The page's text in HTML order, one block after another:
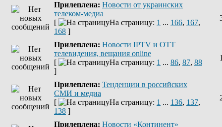
Прилеплена: Новости от украинских
телеком-медиа
[
На страницу: 1 ... 166, 167,
168 ]
Прилеплена: Новости IPTV и OTT
телевидения, вещания online
[
На страницу: 1 ... 86, 87, 88
]
Прилеплена: Тенденции в российских
СМИ и медиа
[
На страницу: 1 ... 136, 137,
138 ]
Прилеплена: Новости «Континент»